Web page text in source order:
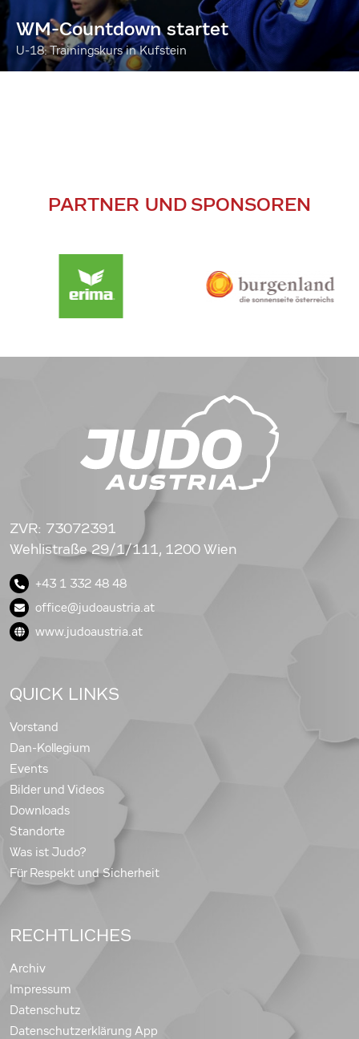
WM-Countdown startet
U-18: Trainingskurs in Kufstein
PARTNER UND SPONSOREN
ZVR: 73072391
Wehlistraße 29/1/111, 1200 Wien
+43 1 332 48 48
office@judoaustria.at
www.judoaustria.at
QUICK LINKS
Vorstand
Dan-Kollegium
Events
Bilder und Videos
Downloads
Standorte
Was ist Judo?
Für Respekt und Sicherheit
RECHTLICHES
Archiv
Impressum
Datenschutz
Datenschutzerklärung App